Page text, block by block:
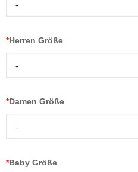
-
*Herren Größe
-
*Damen Größe
-
*Baby Größe